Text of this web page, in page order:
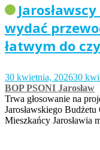
wydać
łatwym do
30 kwietnia, 202630
BOP PSONI Jarosław
Trwa głosowanie na
Jarosławskiego
Mieszkańcy